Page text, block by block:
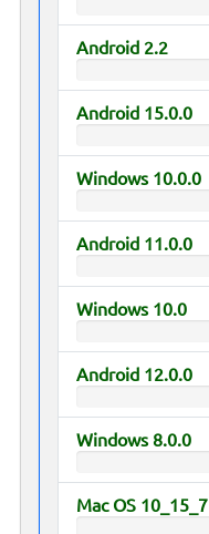
Android 2.2
Android 15.0.0
Windows 10.0.0
Android 11.0.0
Windows 10.0
Android 12.0.0
Windows 8.0.0
Mac OS 10_15_7